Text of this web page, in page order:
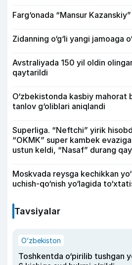
Farg‘onada “Mansur
Zidanning o‘g‘li yangi jamoaga
Avstraliyada 150 yil oldin
qaytarildi
O‘zbekistonda kasbiy mahorat
tanlov g‘oliblari aniqlandi
Superliga. “Neftchi” yirik
“OKMK” super kambek
ustun keldi, “Nasaf” durang
Moskvada reysga kechikkan
uchish-qo‘nish yo‘lagida
Tavsiyalar
O‘zbekiston
Toshkentda o‘pirilib tushgan